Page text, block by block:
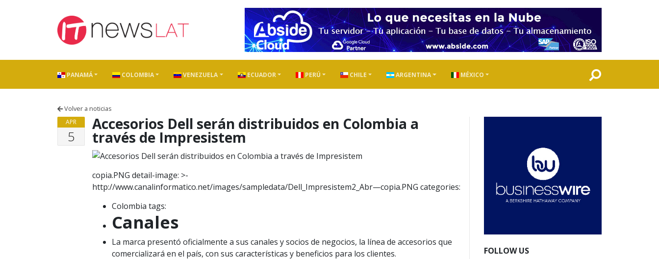
PANAMÁ COLOMBIA VENEZUELA ECUADOR PERÚ CHILE ARGENTINA MÉXICO
Volver a noticias
APR
5
Accesorios Dell serán distribuidos en Colombia a
través de Impresistem
copia.PNG detail-image: >-
http://www.canalinformatico.net/images/sampledata/Dell_Impresistem2_Abr—copia.PNG categories:
Colombia tags:
Canales
La marca presentó oficialmente a sus canales y socios de negocios, la línea de accesorios que
comercializará en el país, con sus características y beneficios para los clientes.
FOLLOW US